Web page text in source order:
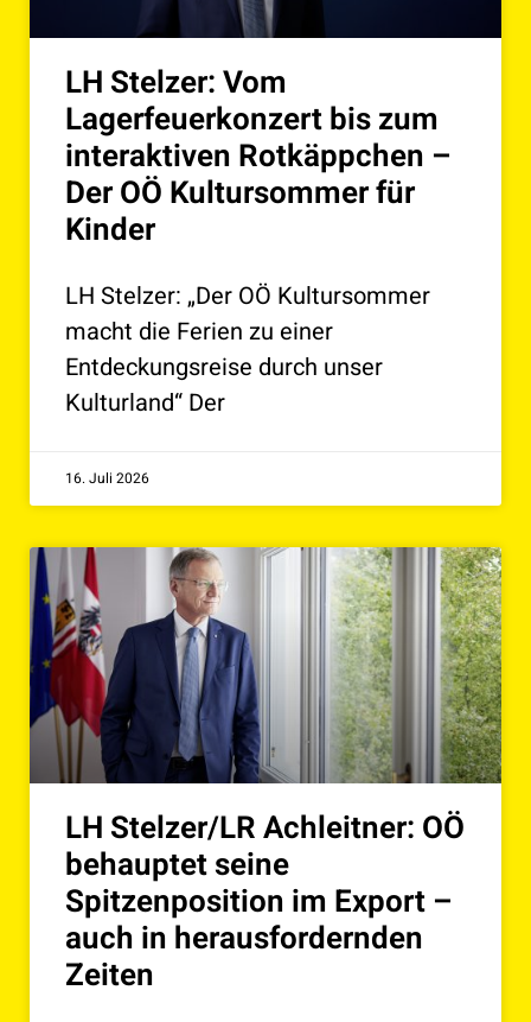
LH Stelzer: Vom
Lagerfeuerkonzert bis zum
interaktiven Rotkäppchen –
Der OÖ Kultursommer für
Kinder
LH Stelzer: „Der OÖ Kultursommer
macht die Ferien zu einer
Entdeckungsreise durch unser
Kulturland“ Der
16. Juli 2026
LH Stelzer/LR Achleitner: OÖ
behauptet seine
Spitzenposition im Export –
auch in herausfordernden
Zeiten